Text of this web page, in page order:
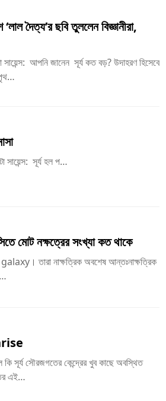
দৈত্য’র ছবি তুললেন বিজ্ঞানীরা,
আপনি জানেন সূর্য কত বড়? উদাহরণ হিসেবে
পৃথ…
সায়েন্স: সূর্য হল প…
মোট নক্ষত্রের সংখ্যা কত থাকে
galaxy। তারা নাক্ষত্রিক অবশেষ আন্তঃনাক্ষত্রিক
সূর্য সৌরজগতের কেন্দ্রের খুব কাছে অবস্থিত
এই…